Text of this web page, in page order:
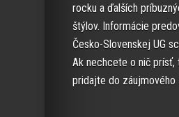
rocku a ďalších
štýlov. Informácie
Česko-Slovenskej UG
Ak nechcete o nič prísť,
pridajte do záujmového